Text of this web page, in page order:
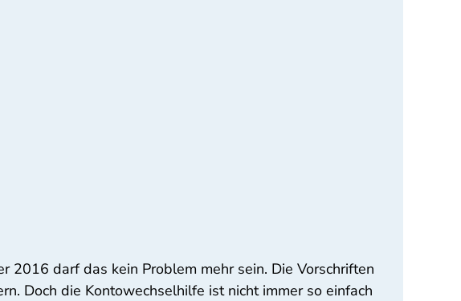
2016 darf das kein Problem mehr sein. Die Vorschriften
Doch die Kontowechselhilfe ist nicht immer so einfach